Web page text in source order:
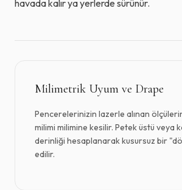
havada kalır ya yerlerde sürünür.
Milimetrik Uyum ve Drape
Pencerelerinizin lazerle alınan
milimi milimine kesilir. Petek üstü veya
derinliği hesaplanarak kusursuz bir
edilir.